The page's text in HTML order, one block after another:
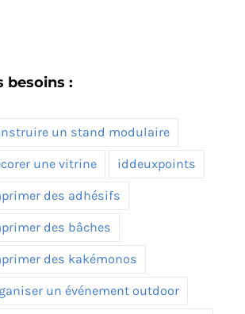
besoins :
un stand modulaire
une vitrine iddeuxpoints
des adhésifs
des bâches
des kakémonos
un événement outdoor